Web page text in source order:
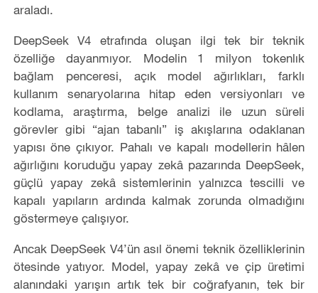
araladı.
DeepSeek V4 etrafında oluşan ilgi tek bir teknik
özelliğe dayanmıyor. Modelin 1 milyon tokenlık
bağlam penceresi, açık model ağırlıkları, farklı
kullanım senaryolarına hitap eden versiyonları ve
kodlama, araştırma, belge analizi ile uzun süreli
görevler gibi “ajan tabanlı” iş akışlarına odaklanan
yapısı öne çıkıyor. Pahalı ve kapalı modellerin hâlen
ağırlığını koruduğu yapay zekâ pazarında DeepSeek,
güçlü yapay zekâ sistemlerinin yalnızca tescilli ve
kapalı yapıların ardında kalmak zorunda olmadığını
göstermeye çalışıyor.
Ancak DeepSeek V4’ün asıl önemi teknik özelliklerinin
ötesinde yatıyor. Model, yapay zekâ ve çip üretimi
alanındaki yarışın artık tek bir coğrafyanın, tek bir